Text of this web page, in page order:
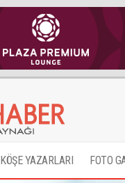
KÖŞE YAZARLARI FOTO